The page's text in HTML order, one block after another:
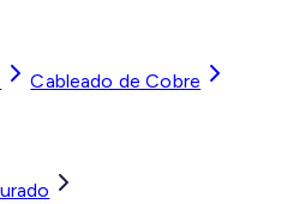
Cableado de Cobre